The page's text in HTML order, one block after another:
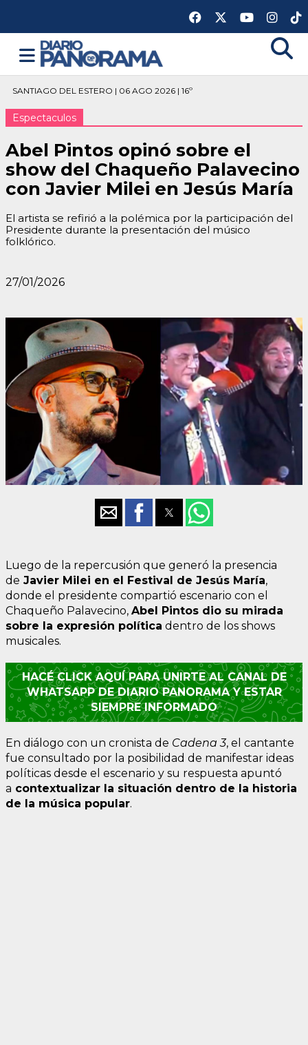
SANTIAGO DEL ESTERO | 06 AGO 2026 | 16º
Espectaculos
Abel Pintos opinó sobre el
show del Chaqueño Palavecino
con Javier Milei en Jesús María
El artista se refirió a la polémica por la participación del
Presidente durante la presentación del músico
folklórico.
27/01/2026
Luego de la repercusión que generó la presencia
de Javier Milei en el Festival de Jesús María,
donde el presidente compartió escenario con el
Chaqueño Palavecino, Abel Pintos dio su mirada
sobre la expresión política dentro de los shows
musicales.
HACÉ CLICK AQUÍ PARA UNIRTE AL CANAL DE
WHATSAPP DE DIARIO PANORAMA Y ESTAR
SIEMPRE INFORMADO
En diálogo con un cronista de Cadena 3, el cantante
fue consultado por la posibilidad de manifestar ideas
políticas desde el escenario y su respuesta apuntó
a contextualizar la situación dentro de la historia
de la música popular.